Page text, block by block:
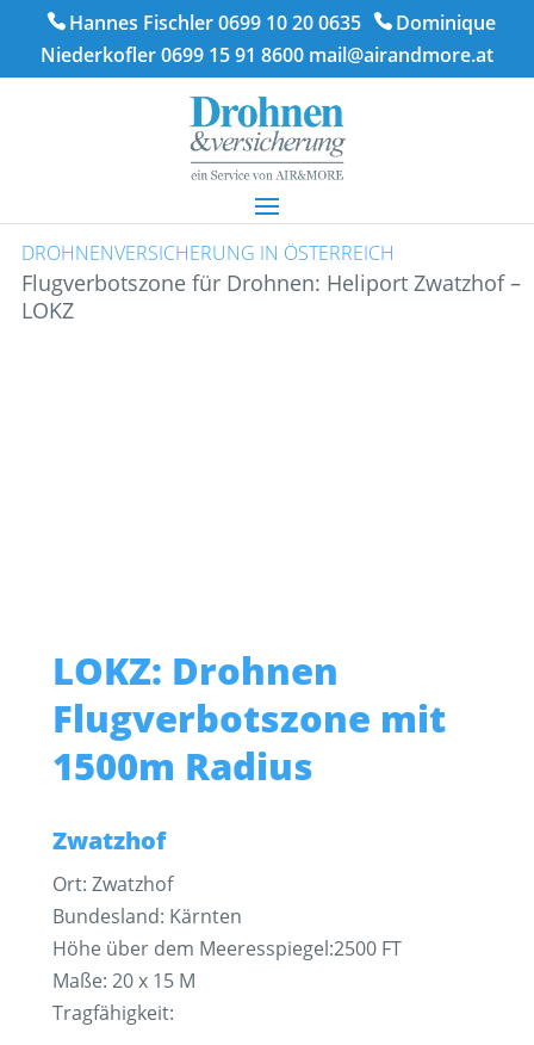
Hannes Fischler 0699 10 20 0635
Dominique
Niederkofler 0699 15 91 8600 mail@airandmore.at
DROHNENVERSICHERUNG IN ÖSTERREICH
Flugverbotszone für Drohnen: Heliport Zwatzhof –
LOKZ
LOKZ: Drohnen
Flugverbotszone mit
1500m Radius
Zwatzhof
Ort: Zwatzhof
Bundesland: Kärnten
Höhe über dem Meeresspiegel:2500 FT
Maße: 20 x 15 M
Tragfähigkeit: